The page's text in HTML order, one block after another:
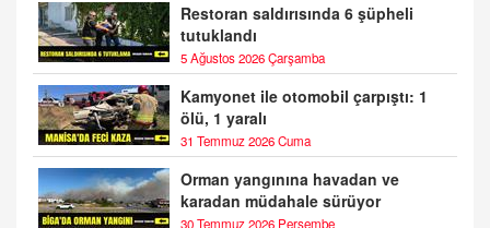
Restoran saldırısında 6 şüpheli
tutuklandı
5 Ağustos 2026 Çarşamba
Kamyonet ile otomobil çarpıştı: 1
ölü, 1 yaralı
31 Temmuz 2026 Cuma
Orman yangınına havadan ve
karadan müdahale sürüyor
30 Temmuz 2026 Perşembe